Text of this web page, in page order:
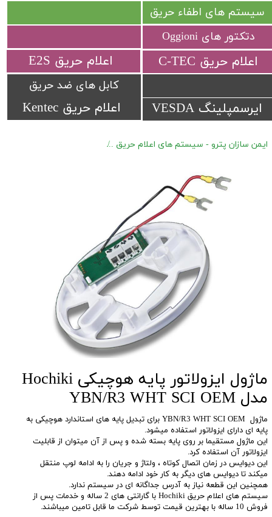
اعلام حریق Kentec
​اعلام حریق C-TEC​​​​​​​ ​اعلام حریق E2S
ایرسمپلینگ VESDA
سیستم های اطفاء حریق
کابل های ضد حریق
دتکتور های Oggioni
ایمن سازان پترو - سیستم های اعلام حریق
ماژول ایزولاتور پایه هوچیکی Hochiki
مدل YBN/R3 WHT SCI OEM
ماژول YBN/R3 WHT SCI OEM برای تبدیل پایه های استاندارد هوچیکی به
پایه ای دارای ایزولاتور استفاده میشود.
این ماژول مستقیما بر روی پایه بسته شده و پس از آن میتوان از قابلیت
ایزولاتور آن استفاده کرد.
این دیوایس در زمان اتصال کوتاه ، ولتاژ و جریان را به ادامه لوپ منتقل
میکند تا دیوایس های دیگر به کار خود ادامه دهند.
همچنین این قطعه نیاز به آدرس جداگانه ای در سیستم ندارد.
سیستم های اعلام حریق Hochiki با گارانتی های 2 ساله و خدمات پس از
فروش 10 ساله با بهترین قیمت توسط شرکت ما قابل تامین میباشند.